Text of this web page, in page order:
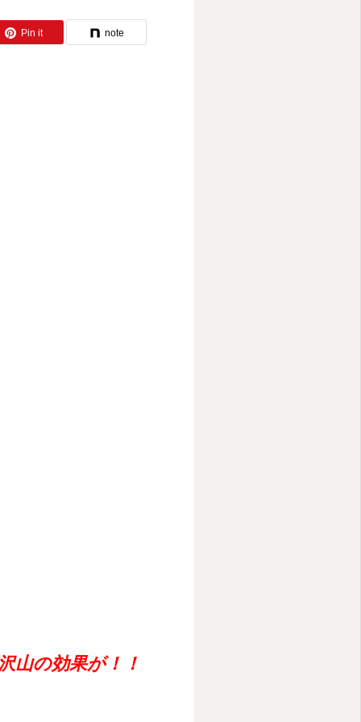
Pin it note
山の効果が！！